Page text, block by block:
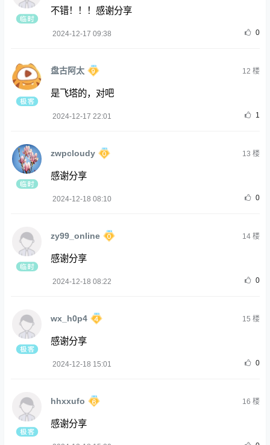
不错！！！感谢分享
2024-12-17 09:38 0
盘古阿太 12 楼
是飞塔的，对吧
2024-12-17 22:01 1
zwpcloudy 13 楼
感谢分享
2024-12-18 08:10 0
zy99_online 14楼
感谢分享
2024-12-18 08:22 0
wx_h0p4 15 楼
感谢分享
2024-12-18 15:01 0
hhxxufo 16 楼
感谢分享